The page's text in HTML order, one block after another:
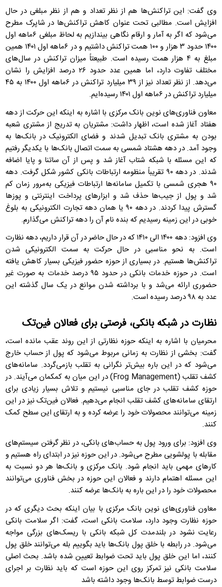
وی گفت: این تراکنش‌ها هم از نظر تعداد و هم از نظر مبلغی در حال
افزایش است. مطالبی تحت عنوان کاهش تراکنش‌ها در شاپرک مطرح
می‌شود که اگر به آمار و ارقام نگاهی بیندازیم به لحاظ مبلغی ۶ماهه اول
۱۴۰۰ حدود ۳ هزار و ۱۰۰ همت تراکنش داشتیم و در ۶ماهه اول ۱۴۰۱ همین
مبلغ به ۴ هزار همت رسیده است. طبیعتاً میزان تراکنش در سال‌های
مختلف تفاوت دارد، اما همین عدد حدود ۲۶ درصد افزایش را نشان
می‌دهد. از نظر تعداد نیز از ۳۹ میلیارد تراکنش در ۶ماهه اول ۱۴۰۰ به ۴۵
میلیارد تراکنش در ۶ماهه اول ۱۴۰۱ رسیده‌ایم.
معاون فناوری‌های نوین بانک مرکزی با اشاره به اینکه این حرکت از دهه
هفتاد آغاز شده است، اظهار داشت: مشتریان به تدریج از مشتری شعبه
بودن به مشتری بانک تبدیل شدند و فضای الکترونیک در بانک‌ها به
وجود آمد. در دهه هشتاد شمسی به سمت اتصال بانک‌ها با یکدیگر رفتیم
که این مسئله با شبکه شتاب آغاز شد و پس از آن ساتنا و پایا اضافه
شدند. در دهه ۹۰ تقریباً منظومه ارتباطات بانکی کشور شکل گرفت. دهه
۹۰ هجری شمسی با تکمیل سامانه‌ها ارتباطات فیزیکی به‌مرور زمان کم
شد و پول از جیب‌ها حذف شد و ابزارهای پرداخت اینترنتی و پوزها
گسترش پیدا کردند. در دهه ۹۰ یا همان دهه تجارت الکترونیکی به بلوغ
خوبی در این زمینه رسیدیم که بنده نام آن را دهه تراکنش می‌گذارم.
وی افزود: دهه ۱۴۰۰ الی ۱۴۱۰ که در حال حاضر در آن قرار داریم، دهه نظارت
است. به نحو مناسبی در حال حرکت به سمت الکترونیکی شدن
تراکنش‌ها هستیم. در بسیاری از حوزه حضور فیزیکی بسیار کاهش یافته
است. در حوزه خدمات بانکی در حدود ۹۵ درصد خدمات به صورت غیر
حضوری ارائه می‌شد و با برداشته شدن موانع در یک سال گذشته این
عدد به ۹۸ درصد رسیده است.
نظارت در شبکه بانکی، فرصتی برای فعالان فین‌تک
محرمیان با اشاره به اینکه حوزه نظارتی از این روند عقب مانده است،
گفت: بخشی از نظارت به زمانی مربوط می‌شود که پول از حساب خارج
می‌شود که در این باره بیش‌تر نگرانی به تقلب بازمی‌گردد. سامانه‌های
کشف تقلب (Frog Management) در این میان به کمکمان می‌آیند. در
حوزه کشف تقلب در جای مناسبی نیستیم و تلاش بسیار زیادی برای
ارتقای سامانه‌های کشف تقلب انجام می‌دهیم. فعالان فین‌تک نیز در این
زمینه می‌توانند محصولات خود را عرضه کرده و به ارتقای این سطح کمک
کنند.
وی افزود: برای ورود پول به حساب‌های بانکی، در نظر گرفتن سیستم‌های
مقابله با پولشویی مطرح می‌شود. در این حوزه نیز در ابتدای راه هستیم و
کارهای مهمی باید انجام شود. بانک مرکزی و بانک‌ها هر دو نسبت به
این مسئله اهتمام دارند و فعالان این حوزه در بخش فناوری می‌توانند
محصولات خود را در این باره به بانک‌ها عرضه کنند.
معاون فناوری‌های نوین بانک مرکزی با بیان اینکه بحث دیگری که در
حوزه نظارت وجود دارد، سلامت بانکی است، گفت: اگر سلامت بانکی
رعایت نشود در بلندمدت کل شبکه بانکی با ریسک‌های بزرگی مواجه
می‌شود. در رابطه با خلق پول بانک‌ها باید بگوییم بله می‌توانند خلق پول
کنند، اما این خلق پول باید تحت ضوابط تعیین شده باشد. بحث اصلی
سلامت بانکی نیز تمرکز روی این حوزه است که باید نظارت بر اجرای
درست ضوابط توسط بانک‌ها وجود داشته باشد